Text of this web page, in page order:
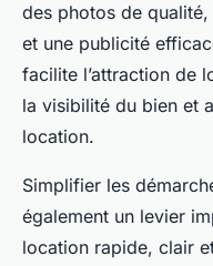
des photos de
et une publicité
facilite l’attraction de
la visibilité du bien et
location.
Simplifier les
également un levier
location rapide, clair